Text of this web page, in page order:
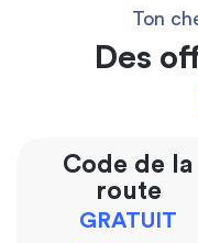
Ton
Des
Code de la
route
GRATUIT